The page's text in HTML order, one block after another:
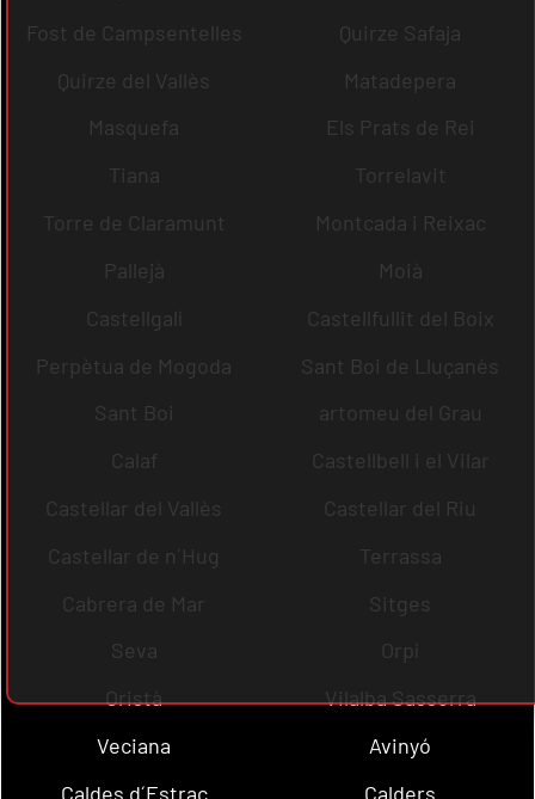
Fost de Campsentelles
Quirze Safaja
Quirze del Vallès
Matadepera
Masquefa
Els Prats de Rei
Tiana
Torrelavit
Torre de Claramunt
Montcada i Reixac
Pallejà
Moià
Castellgalí
Castellfullit del Boix
Perpètua de Mogoda
Sant Boi de Lluçanès
Sant Boi
artomeu del Grau
Calaf
Castellbell i el Vilar
Castellar del Vallès
Castellar del Riu
Castellar de n´Hug
Terrassa
Cabrera de Mar
Sitges
Seva
Orpí
Oristà
Vilalba Sasserra
Veciana
Avinyó
Caldes d´Estrac
Calders